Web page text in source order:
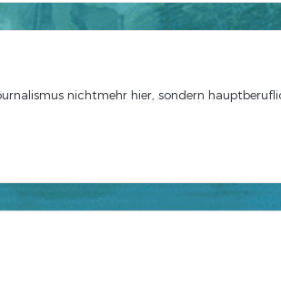
nichtmehr hier, sondern